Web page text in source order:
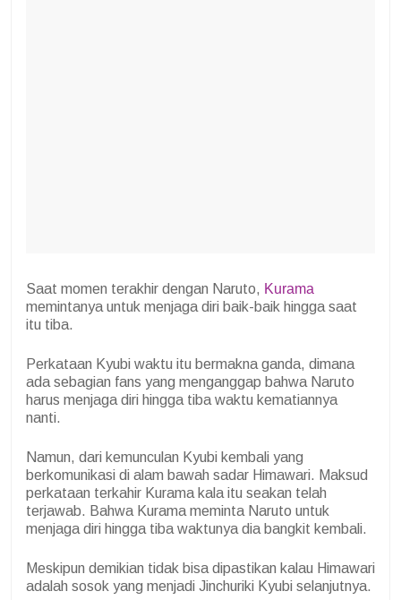
Saat momen terakhir dengan Naruto, Kurama
memintanya untuk menjaga diri baik-baik hingga saat
itu tiba.
Perkataan Kyubi waktu itu bermakna ganda, dimana
ada sebagian fans yang menganggap bahwa Naruto
harus menjaga diri hingga tiba waktu kematiannya
nanti.
Namun, dari kemunculan Kyubi kembali yang
berkomunikasi di alam bawah sadar Himawari. Maksud
perkataan terkahir Kurama kala itu seakan telah
terjawab. Bahwa Kurama meminta Naruto untuk
menjaga diri hingga tiba waktunya dia bangkit kembali.
Meskipun demikian tidak bisa dipastikan kalau Himawari
adalah sosok yang menjadi Jinchuriki Kyubi selanjutnya.